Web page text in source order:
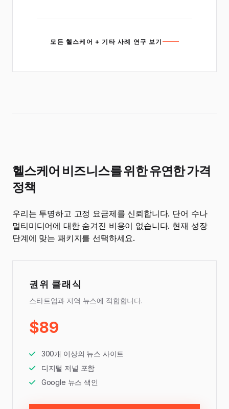
모든 헬스케어 + 기타 사례 연구 보기
헬스케어 비즈니스를 위한 유연한 가격
정책
우리는 투명하고 고정 요금제를 신뢰합니다. 단어 수나
멀티미디어에 대한 숨겨진 비용이 없습니다. 현재 성장
단계에 맞는 패키지를 선택하세요.
권위 클래식
스타트업과 지역 뉴스에 적합합니다.
$89
300개 이상의 뉴스 사이트
디지털 저널 포함
Google 뉴스 색인